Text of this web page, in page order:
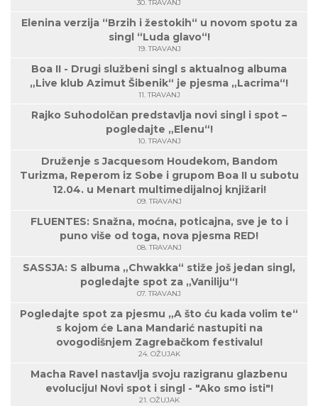
30. TRAVANJ
Elenina verzija “Brzih i žestokih“ u novom spotu za
singl “Luda glavo“!
19. TRAVANJ
Boa II - Drugi službeni singl s aktualnog albuma
„Live klub Azimut Šibenik“ je pjesma „Lacrima“!
11. TRAVANJ
Rajko Suhodolčan predstavlja novi singl i spot –
pogledajte „Elenu“!
10. TRAVANJ
Druženje s Jacquesom Houdekom, Bandom
Turizma, Reperom iz Sobe i grupom Boa II u subotu
12.04. u Menart multimedijalnoj knjižari!
09. TRAVANJ
FLUENTES: Snažna, moćna, poticajna, sve je to i
puno više od toga, nova pjesma RED!
08. TRAVANJ
SASSJA: S albuma „Chwakka“ stiže još jedan singl,
pogledajte spot za „Vaniliju“!
07. TRAVANJ
Pogledajte spot za pjesmu „A što ću kada volim te“
s kojom će Lana Mandarić nastupiti na
ovogodišnjem Zagrebačkom festivalu!
24. OŽUJAK
Macha Ravel nastavlja svoju razigranu glazbenu
evoluciju! Novi spot i singl - "Ako smo isti"!
21. OŽUJAK